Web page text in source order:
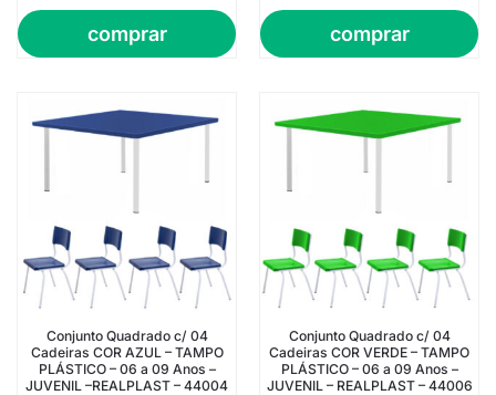
comprar comprar
Conjunto Quadrado c/ 04
Cadeiras COR AZUL – TAMPO
PLÁSTICO – 06 a 09 Anos –
JUVENIL –REALPLAST – 44004
Conjunto Quadrado c/ 04
Cadeiras COR VERDE – TAMPO
PLÁSTICO – 06 a 09 Anos –
JUVENIL – REALPLAST – 44006